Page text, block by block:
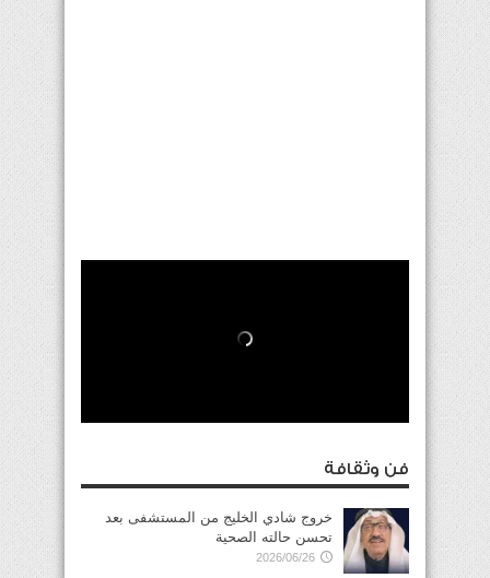
فن وثقافة
خروج شادي الخليج من المستشفى بعد
تحسن حالته الصحية
2026/06/26